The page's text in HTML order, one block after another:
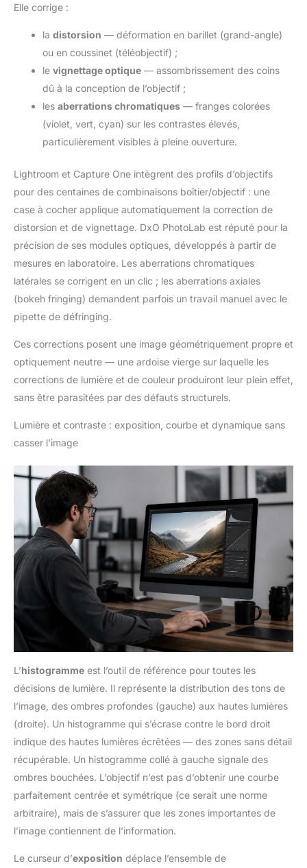
Elle corrige :
la distorsion — déformation en barillet (grand-angle)
ou en coussinet (téléobjectif) ;
le vignettage optique — assombrissement des coins
dû à la conception de l’objectif ;
les aberrations chromatiques — franges colorées
(violet, vert, cyan) sur les contrastes élevés,
particulièrement visibles à pleine ouverture.
Lightroom et Capture One intègrent des profils d’objectifs
pour des centaines de combinaisons boîtier/objectif : une
case à cocher applique automatiquement la correction de
distorsion et de vignettage. DxO PhotoLab est réputé pour la
précision de ses modules optiques, développés à partir de
mesures en laboratoire. Les aberrations chromatiques
latérales se corrigent en un clic ; les aberrations axiales
(bokeh fringing) demandent parfois un travail manuel avec le
pipette de défringing.
Ces corrections posent une image géométriquement propre et
optiquement neutre — une ardoise vierge sur laquelle les
corrections de lumière et de couleur produiront leur plein effet,
sans être parasitées par des défauts structurels.
Lumière et contraste : exposition, courbe et dynamique sans
casser l’image
L’histogramme est l’outil de référence pour toutes les
décisions de lumière. Il représente la distribution des tons de
l’image, des ombres profondes (gauche) aux hautes lumières
(droite). Un histogramme qui s’écrase contre le bord droit
indique des hautes lumières écrêtées — des zones sans détail
récupérable. Un histogramme collé à gauche signale des
ombres bouchées. L’objectif n’est pas d’obtenir une courbe
parfaitement centrée et symétrique (ce serait une norme
arbitraire), mais de s’assurer que les zones importantes de
l’image contiennent de l’information.
Le curseur d’exposition déplace l’ensemble de